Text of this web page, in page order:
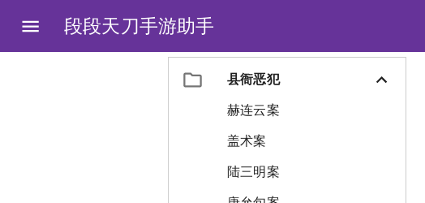
段段天刀手游助手
县衙恶犯
赫连云案
盖术案
陆三明案